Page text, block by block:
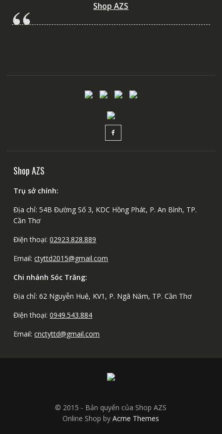
Shop AZS
Shop AZS
Trụ sở chính:
Địa chỉ: 54B Đường Số 3, KDC Hồng Phát, P. An Bình, TP.
Cần Thơ
Điện thoại:02923.828.889
Email:ctyttd2015@gmail.com
Chi nhánh Sóc Trăng:
Địa chỉ: 62 Nguyễn Huệ, KV1, P. Ngã Năm, TP. Cần Thơ
Điện thoại:0949.543.884
Email:cnctyttd@gmail.com
© 2015 - Bản quyển của Shop AZS
Online Shop byAcme Themes